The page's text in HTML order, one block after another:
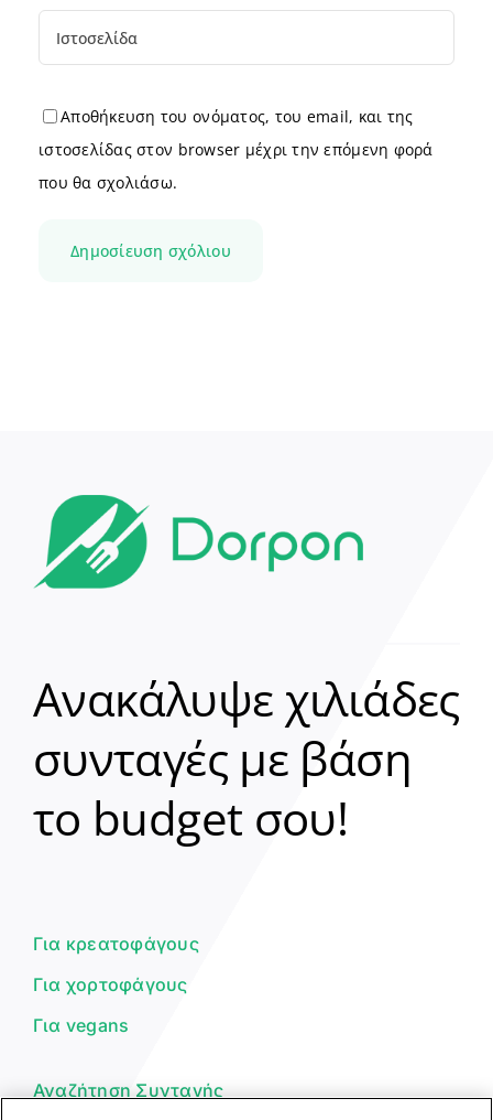
Αποθήκευση του ονόματος, του email, και της
ιστοσελίδας στον browser μέχρι την επόμενη φορά
που θα σχολιάσω.
Ανακάλυψε χιλιάδες
συνταγές με βάση
το budget σου!
Για κρεατοφάγους
Για χορτοφάγους
Για vegans
Αναζήτηση Συνταγής